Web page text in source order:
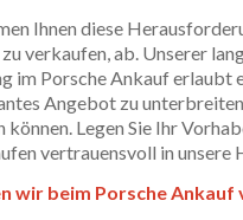
Ihnen diese
verkaufen, ab. Unserer
im Porsche Ankauf erlaubt
Angebot zu
können. Legen Sie Ihr
vertrauensvoll in unsere
wir beim Porsche Ankauf